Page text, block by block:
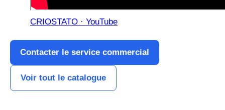
CRIOSTATO · YouTube
Contacter le service commercial
Voir tout le catalogue